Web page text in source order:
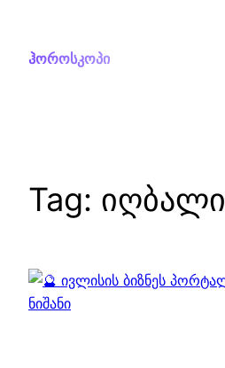
content
ჰოროსკოპი
Tag: იღბალი